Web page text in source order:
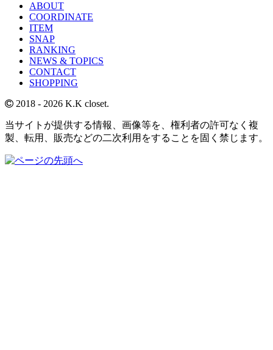
ABOUT
COORDINATE
ITEM
SNAP
RANKING
NEWS & TOPICS
CONTACT
SHOPPING
2018 - 2026 K.K closet.
当サイトが提供する情報、画像等を、権利者の許可なく複
製、転用、販売などの二次利用をすることを固く禁じます。